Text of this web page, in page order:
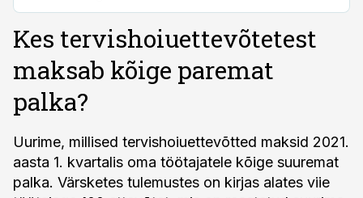
Kes tervishoiuettevõtetest
maksab kõige paremat
palka?
Uurime, millised tervishoiuettevõtted maksid 2021.
aasta 1. kvartalis oma töötajatele kõige suuremat
palka. Värsketes tulemustes on kirjas alates viie